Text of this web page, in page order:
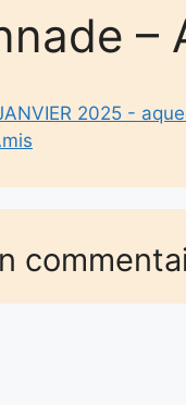
–
2025 -